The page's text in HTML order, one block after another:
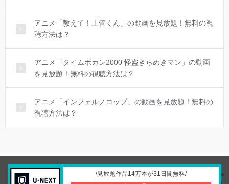
アニメ「教えて！土管くん」の動画を見放題！無料の視
聴方法は？
アニメ「タイムボカン2000 怪盗きらめきマン」の動画
を見放題！無料の視聴方法は？
アニメ「インフェルノコップ」の動画を見放題！無料の
視聴方法は？
\見放題作品14万本が31日間無料/
© Copyright 2026 movie and | 動画配信サービスの比較サイト. All rights